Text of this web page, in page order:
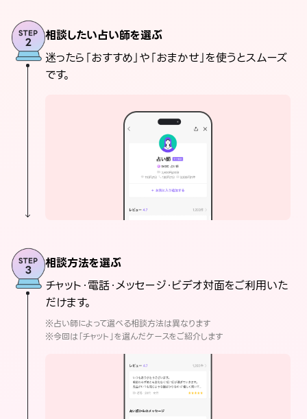
相談したい占い師を選ぶ
迷ったら「おすすめ」や「おまかせ」を使うとスムーズ
です。
相談方法を選ぶ
チャット・電話・メッセージ・ビデオ対面をご利用いた
だけます。
※占い師によって選べる相談方法は異なります
※今回は「チャット」を選んだケースをご紹介します